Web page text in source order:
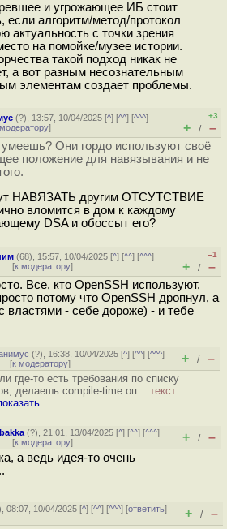
и угрожающее ИБ стоит
если алгоритм/метод/протокол
актуальность с точки зрения
на помойке/музее истории.
такой подход никак не
а вот разным несознательным
элементам создает проблемы.
(?), 13:57, 10/04/2025 [^] [^^] [^^^]
]
+3
+ / –
Они гордо используют своё
положение для навязывания и не
НАВЯЗАТЬ другим ОТСУТСТВИЕ
вломится в дом к каждому
DSA и обоссыт его?
(68), 15:57, 10/04/2025 [^] [^^] [^^^]
[к модератору]
–1
+ / –
Все, кто OpenSSH используют,
потому что OpenSSH дропнул, а
властями - себе дороже) - и тебе
(?), 16:38, 10/04/2025 [^] [^^] [^^^]
[к модератору] + / –
где-то есть требования по списку
делаешь compile-time оп... текст
(?), 21:01, 13/04/2025 [^] [^^] [^^^]
[к модератору] + / –
а ведь идея-то очень
08:07, 10/04/2025 [^] [^^] [^^^] [ответить]
+ / –